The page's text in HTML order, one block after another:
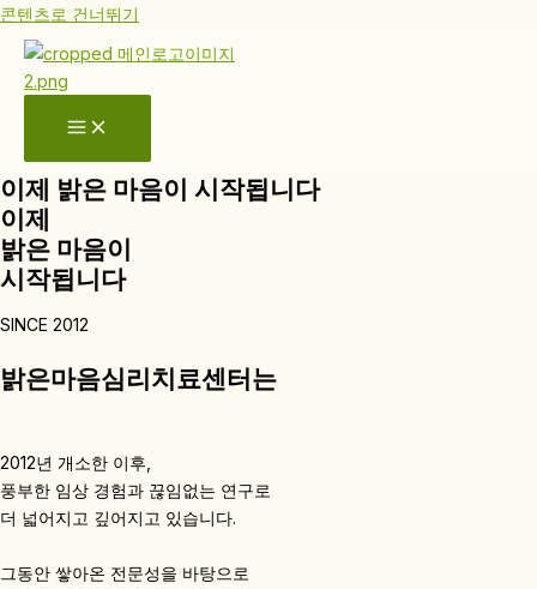
콘텐츠로 건너뛰기
이제 밝은 마음이 시작됩니다
이제
밝은 마음이
시작됩니다
SINCE 2012
밝은마음심리치료센터는
2012년 개소한 이후,
풍부한 임상 경험과 끊임없는 연구로
더 넓어지고 깊어지고 있습니다.
그동안 쌓아온 전문성을 바탕으로